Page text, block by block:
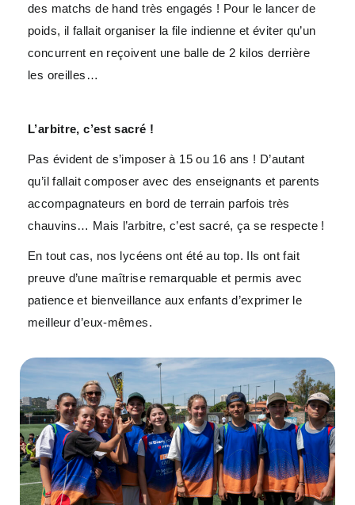
des matchs de hand très engagés ! Pour le lancer de
poids, il fallait organiser la file indienne et éviter qu’un
concurrent en reçoivent une balle de 2 kilos derrière
les oreilles…
L’arbitre, c’est sacré !
Pas évident de s’imposer à 15 ou 16 ans ! D’autant
qu’il fallait composer avec des enseignants et parents
accompagnateurs en bord de terrain parfois très
chauvins… Mais l’arbitre, c’est sacré, ça se respecte !
En tout cas, nos lycéens ont été au top. Ils ont fait
preuve d’une maîtrise remarquable et permis avec
patience et bienveillance aux enfants d’exprimer le
meilleur d’eux-mêmes.